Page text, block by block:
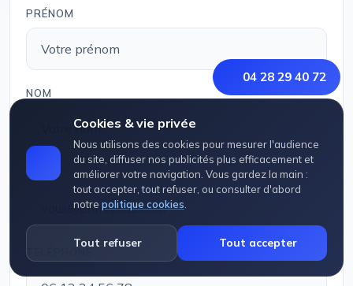
04 28 29 40 72
Cookies & vie privée
Nous utilisons des cookies pour mesurer l'audience
du site, diffuser nos publicités plus efficacement et
améliorer votre navigation. Vous gardez la main :
tout accepter, tout refuser, ou consulter d'abord
notre politique cookies
Tout refuser Tout accepter
PRÉNOM
NOM
EMAIL
TÉLÉPHONE